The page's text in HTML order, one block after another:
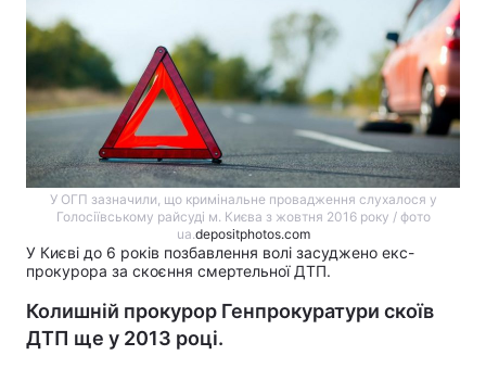
У ОГП зазначили, що кримінальне провадження слухалося у
Голосіївському райсуді м. Києва з жовтня 2016 року / фото
ua.depositphotos.com
У Києві до 6 років позбавлення волі засуджено екс-
прокурора за скоєння смертельної ДТП.
Колишній прокурор Генпрокуратури скоїв
ДТП ще у 2013 році.